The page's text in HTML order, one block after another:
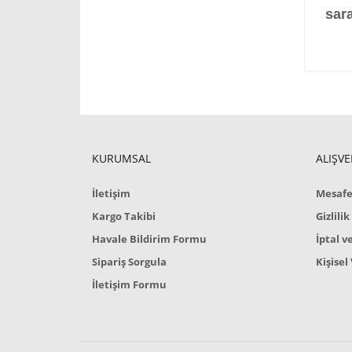
KURUMSAL
İletişim
Kargo Takibi
Havale Bildirim Formu
Sipariş Sorgula
İletişim Formu
Gizlilik
İptal
Kişisel